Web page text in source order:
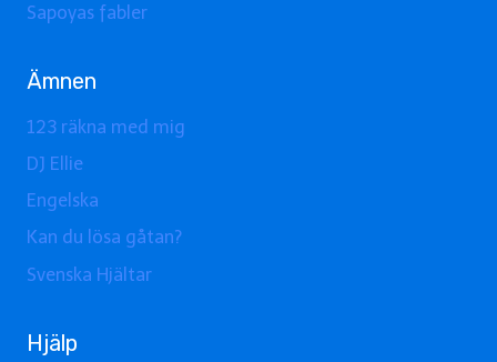
Sapoyas fabler
Ämnen
123 räkna med mig
DJ Ellie
Engelska
Kan du lösa gåtan?
Svenska Hjältar
Hjälp